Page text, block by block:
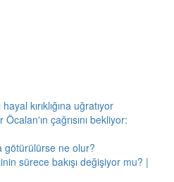
kırıklığına uğratıyor
çağrısını bekliyor:
götürülürse ne olur?
sürece bakışı değişiyor mu? |